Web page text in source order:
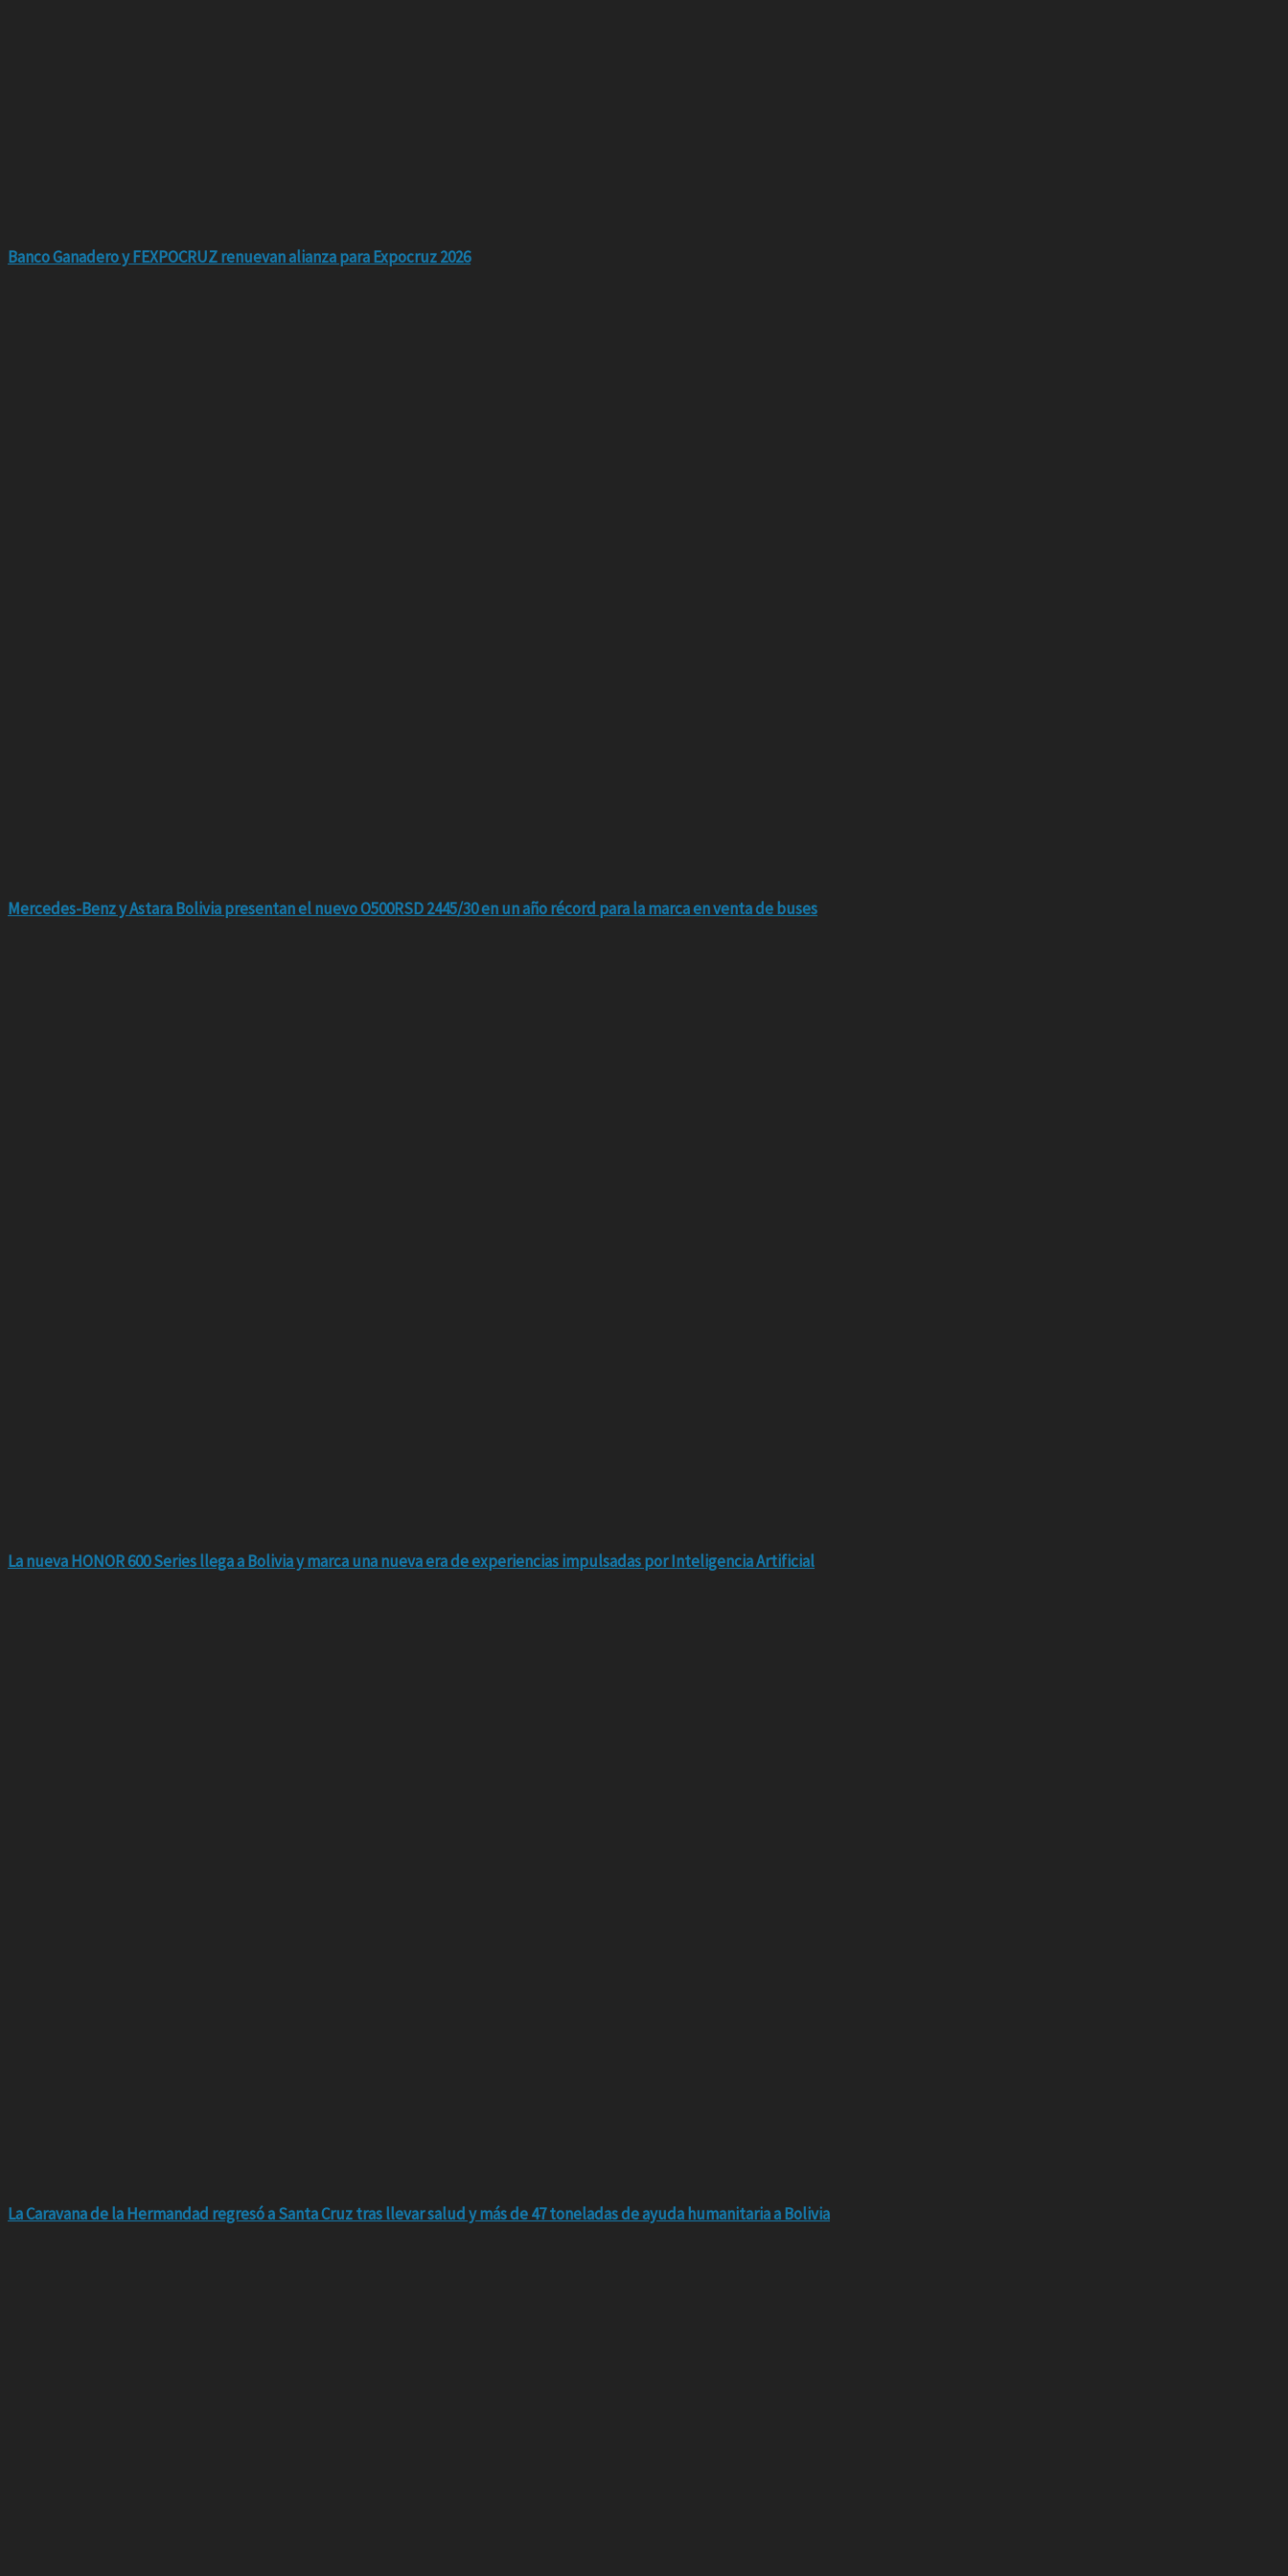
Banco Ganadero y FEXPOCRUZ renuevan alianza para Expocruz 2026
Mercedes-Benz y Astara Bolivia presentan el nuevo O500RSD 2445/30 en un año récord para la marca en venta de buses
La nueva HONOR 600 Series llega a Bolivia y marca una nueva era de experiencias impulsadas por Inteligencia Artificial
La Caravana de la Hermandad regresó a Santa Cruz tras llevar salud y más de 47 toneladas de ayuda humanitaria a Bolivia